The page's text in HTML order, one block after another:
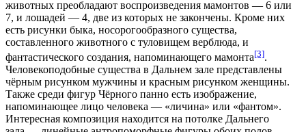
животных преобладают воспроизведения мамонтов — 6 или
7, и лошадей — 4, две из которых не закончены. Кроме них
есть рисунки быка, носорогообразного существа,
составленного животного с туловищем верблюда, и
фантастического создания, напоминающего мамонта[3].
Человекоподобные существа в Дальнем зале представлены
чёрным рисунком мужчины и красным рисунком женщины.
Также среди фигур Чёрного панно есть изображение,
напоминающее лицо человека — «личина» или «фантом».
Интересная композиция находится на потолке Дальнего